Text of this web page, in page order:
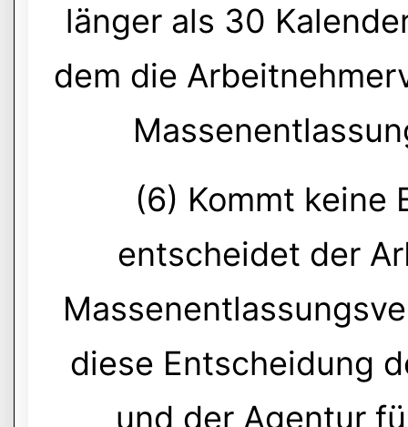
länger als 30
dem die
(6) Kommt keine
entscheidet der
diese Entscheidung
und der Agentur